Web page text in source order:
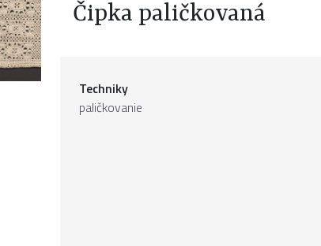
Čipka paličkovaná
Techniky
paličkovanie